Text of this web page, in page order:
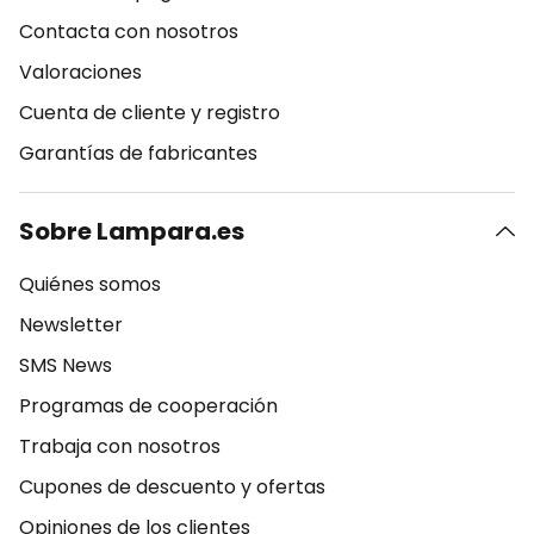
Contacta con nosotros
Valoraciones
Cuenta de cliente y registro
Garantías de fabricantes
Sobre Lampara.es
Quiénes somos
Newsletter
SMS News
Programas de cooperación
Trabaja con nosotros
Cupones de descuento y ofertas
Opiniones de los clientes